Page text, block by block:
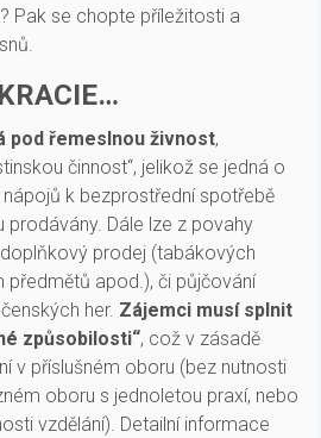
Pak se chopte příležitosti a
pod řemeslnou živnost,
činnost“, jelikož se jedná o
k bezprostřední spotřebě
prodávány. Dále lze z povahy
prodej (tabákových
apod.), či půjčování
her. Zájemci musí splnit
způsobilosti“, což v zásadě
v příslušném oboru (bez nutnosti
oboru s jednoletou praxí, nebo
vzdělání). Detailní informace